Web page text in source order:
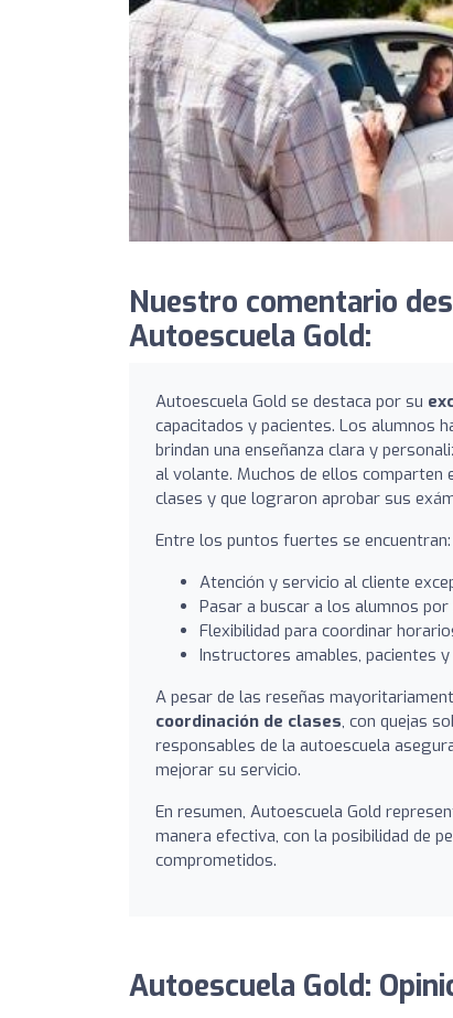
Nuestro comentario
Autoescuela Gold:
Autoescuela Gold se destaca por su
capacitados y pacientes. Los alumnos
brindan una enseñanza clara y
al volante. Muchos de ellos comparten
clases y que lograron aprobar sus
Entre los puntos fuertes se encuentran:
Atención y servicio al cliente
Pasar a buscar a los alumnos
Flexibilidad para coordinar
Instructores amables, pacientes
A pesar de las reseñas
coordinación de clases, con quejas
responsables de la autoescuela
mejorar su servicio.
En resumen, Autoescuela Gold
manera efectiva, con la posibilidad de
comprometidos.
Autoescuela Gold: